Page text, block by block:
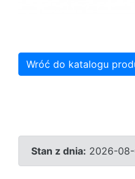
Wróć do katalogu
Stan z dnia: 2026-08-